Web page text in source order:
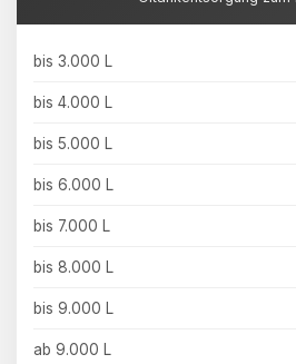
bis 3.000 L
bis 4.000 L
bis 5.000 L
bis 6.000 L
bis 7.000 L
bis 8.000 L
bis 9.000 L
ab 9.000 L